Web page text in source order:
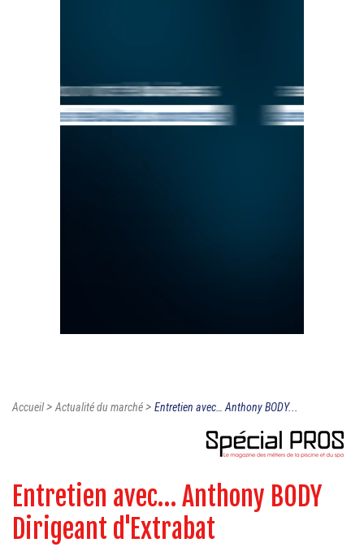
Accueil>Actualité du marché> Entretien avec… Anthony BODY...
Entretien avec… Anthony BODY
Dirigeant d'Extrabat